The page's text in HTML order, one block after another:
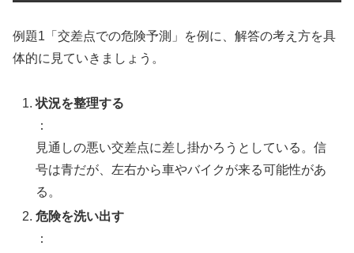
例題1「交差点での危険予測」を例に、解答の考え方を具
体的に見ていきましょう。
状況を整理する
：
見通しの悪い交差点に差し掛かろうとしている。信
号は青だが、左右から車やバイクが来る可能性があ
る。
危険を洗い出す
：